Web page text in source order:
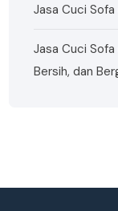
Jasa Cuci
Jasa Cuci
Bersih, dan